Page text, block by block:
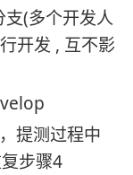
(多个开发人
开发 , 互不影
提测过程中
步骤4